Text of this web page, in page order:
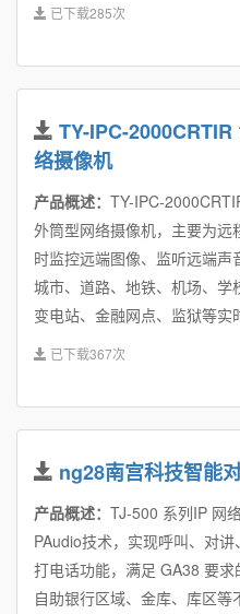
已下载285次
TY-IPC-
络摄像机
产品概述： TY-IPC-
外筒型网络摄像机，主要为
时监控远端图像、监听远端
城市、道路、地铁、机场、学
变电站、金融网点、监狱等实
已下载367次
ng28南宫科技智能
产品概述： TJ-500 系列IP 网
PAudio技术，实现呼叫、对
打电话功能，满足 GA38 要求
自助银行区域、金库、库区